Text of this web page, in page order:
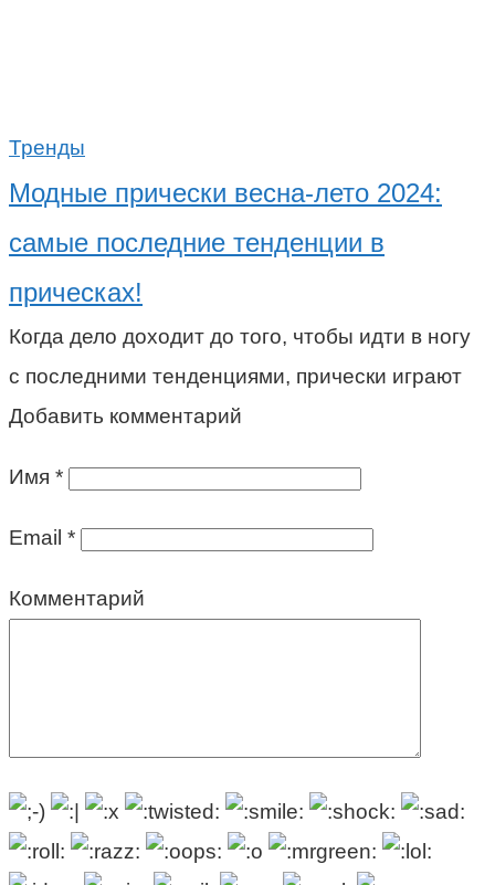
Тренды
Модные прически весна-лето 2024:
самые последние тенденции в
прическах!
Когда дело доходит до того, чтобы идти в ногу
с последними тенденциями, прически играют
Добавить комментарий
Имя *
Email *
Комментарий